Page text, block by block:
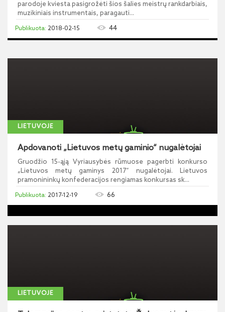
parodoje kviesta pasigrožėti šios šalies meistrų rankdarbiais,
muzikiniais instrumentais, paragauti...
2018-02-15 44
LIETUVOJE
Apdovanoti „Lietuvos metų gaminio“ nugalėtojai
Gruodžio 15-ąją Vyriausybės rūmuose pagerbti konkurso
„Lietuvos metų gaminys 2017“ nugalėtojai. Lietuvos
pramonininkų konfederacijos rengiamas konkursas sk...
2017-12-19 66
LIETUVOJE